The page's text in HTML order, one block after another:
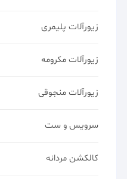
زیورآلات پلیمری
زیورآلات مکرومه
زیورآلات منجوقی
سرویس و ست
کالکشن مردانه